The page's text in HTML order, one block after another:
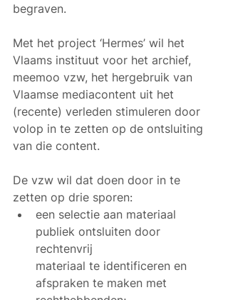
begraven.
Met het project ‘Hermes’ wil het
Vlaams instituut voor het archief,
meemoo vzw, het hergebruik van
Vlaamse mediacontent uit het
(recente) verleden stimuleren door
volop in te zetten op de ontsluiting
van die content.
De vzw wil dat doen door in te
zetten op drie sporen:
een selectie aan materiaal
publiek ontsluiten door
rechtenvrij
materiaal te identificeren en
afspraken te maken met